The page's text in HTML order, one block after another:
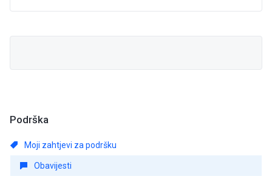
Podrška
Moji zahtjevi za podršku
Obavijesti